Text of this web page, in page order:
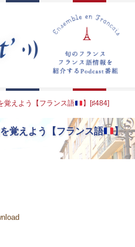
覚えよう【フランス語 】[♯484]
覚えよう【フランス語
】